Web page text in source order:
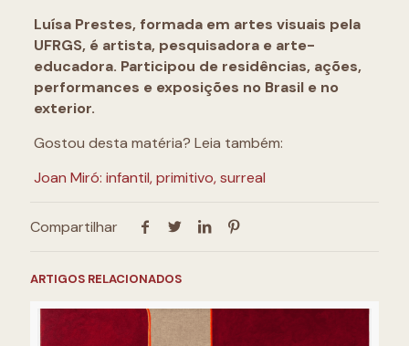
Luísa Prestes, formada em artes visuais pela
UFRGS, é artista, pesquisadora e arte-
educadora. Participou de residências, ações,
performances e exposições no Brasil e no
exterior.
Gostou desta matéria? Leia também:
Joan Miró: infantil, primitivo, surreal
Compartilhar
ARTIGOS RELACIONADOS